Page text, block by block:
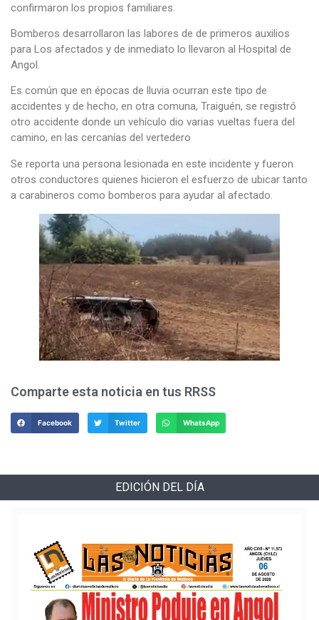
confirmaron los propios familiares.
Bomberos desarrollaron las labores de de primeros auxilios
para Los afectados y de inmediato lo llevaron al Hospital de
Angol.
Es común que en épocas de lluvia ocurran este tipo de
accidentes y de hecho, en otra comuna, Traiguén, se registró
otro accidente donde un vehículo dio varias vueltas fuera del
camino, en las cercanías del vertedero
Se reporta una persona lesionada en este incidente y fueron
otros conductores quienes hicieron el esfuerzo de ubicar tanto
a carabineros como bomberos para ayudar al afectado.
Comparte esta noticia en tus RRSS
Facebook Twitter WhatsApp
EDICIÓN DEL DÍA